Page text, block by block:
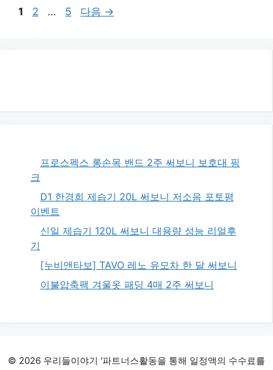
페
1
페
2 …
페
5 다음 →
프로스펙스 롱손목 밴드 2주 써보니 보호대 핑
크
D1 한경희 제습기 20L 써보니 저소음 포토평
이벤트
신일 제습기 120L 써보니 대용량 성능 리얼후
기
[누비앤타보] TAVO 레노 유모차 한 달 써보니
이불압축팩 겨울옷 패딩 4매 2주 써보니
© 2026 우리들이야기 '파트너스활동을 통해 일정액의 수수료를